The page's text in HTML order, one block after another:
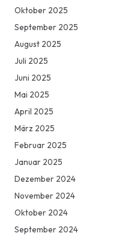
Oktober 2025
September 2025
August 2025
Juli 2025
Juni 2025
Mai 2025
April 2025
März 2025
Februar 2025
Januar 2025
Dezember 2024
November 2024
Oktober 2024
September 2024